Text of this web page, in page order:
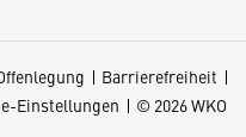
Barrierefreiheit
Einstellungen © 2026 WKO